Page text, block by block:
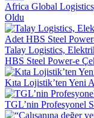
Africa Global
Oldu
Talay Logistics,
HBS Steel Power-e
Kıta Lojistik’ten Yeni
TGL’nin Profesyonel